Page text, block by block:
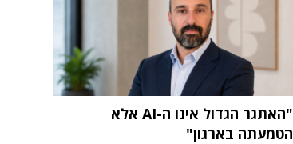
"האתגר הגדול אינו ה-AI אלא
הטמעתה בארגון"